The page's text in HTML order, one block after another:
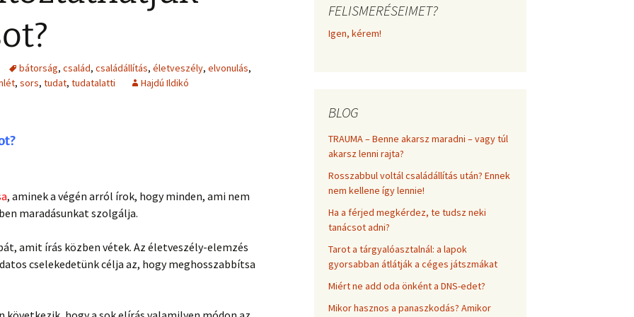
–
–
Megvásárolható
–
Ítélkezőlap – segédlet a
módszerhez
A saját mesém
AMIRE RÁJÖTTEM 5.
tanítványoktól
FASTER EFT esetek
frekvenciákkal
felismeréseimet és
Feltételek
bátorság, család, családállítás, életveszély, elvonulás,
, sors, tudat, tudatalatti Hajdú Ildikó
, aminek a végén arról írok, hogy minden, ami nem
maradásunkat szolgálja.
amit írás közben vétek. Az életveszély-elemzés
cselekedetünk célja az, hogy meghosszabbítsa
FELISMERÉSEIMET?
Igen, kérem!
BLOG
TRAUMA – Benne akarsz maradni – vagy túl
akarsz lenni rajta?
Rosszabbul voltál családállítás után? Ennek
nem kellene így lennie!
Ha a férjed megkérdez, te tudsz neki
tanácsot adni?
Tarot a tárgyalóasztalnál: a lapok
gyorsabban átlátják a céges játszmákat
Miért ne add oda önként a DNS-edet?
Mikor hasznos a panaszkodás? Amikor